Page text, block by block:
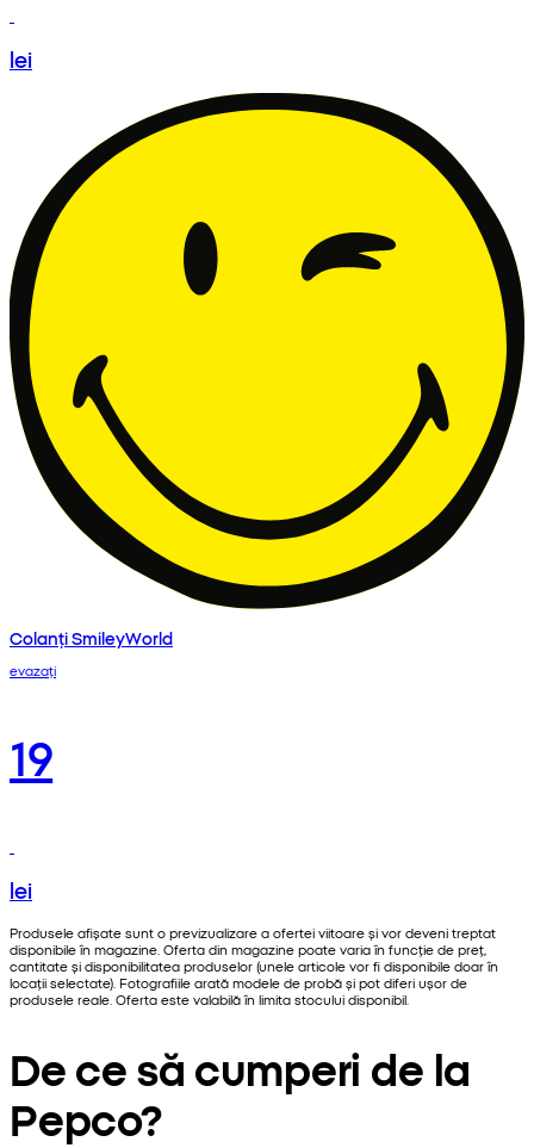
lei
Colanți SmileyWorld
evazați
19
lei
Produsele afișate sunt o previzualizare a ofertei viitoare și vor deveni treptat
disponibile în magazine. Oferta din magazine poate varia în funcție de preț,
cantitate și disponibilitatea produselor (unele articole vor fi disponibile doar în
locații selectate). Fotografiile arată modele de probă și pot diferi ușor de
produsele reale. Oferta este valabilă în limita stocului disponibil.
De ce să cumperi de la
Pepco?